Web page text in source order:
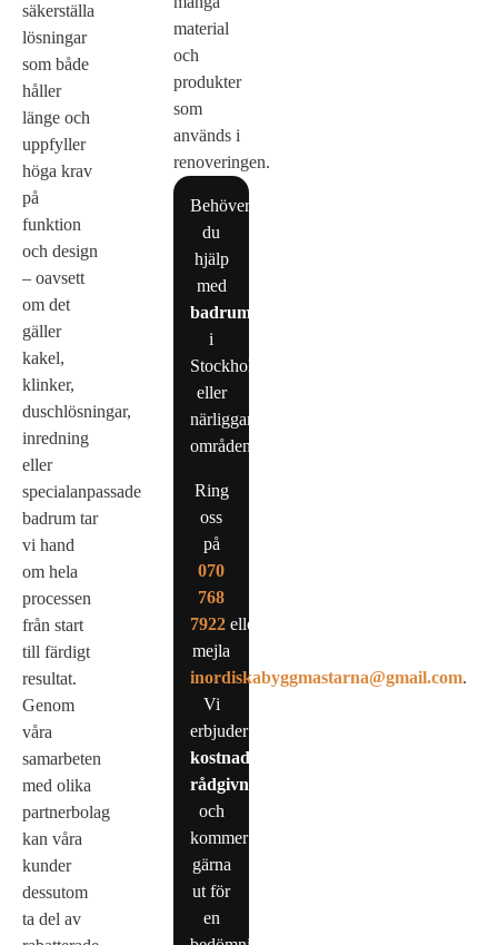
säkerställa
lösningar
som både
håller
länge och
uppfyller
höga krav
på
funktion
och design
– oavsett
om det
gäller
kakel,
klinker,
duschlösningar,
inredning
eller
specialanpassade
badrum tar
vi hand
om hela
processen
från start
till färdigt
resultat.
Genom
våra
samarbeten
med olika
partnerbolag
kan våra
kunder
dessutom
ta del av
material
och
produkter
som
används i
renoveringen.
Behöver
du
hjälp
med
badrumsrenovering
i
Stockholm
eller
närliggande
områden?
Ring
oss
på
070
768
7922 eller
mejla
inordiskabyggmastarna@gmail.com.
Vi
erbjuder
kostnadsfri
rådgivning
och
kommer
gärna
ut för
en